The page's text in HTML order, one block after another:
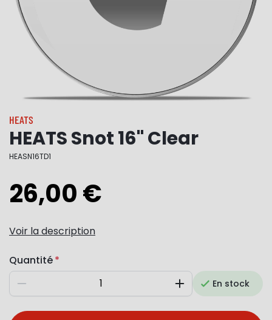
HEATS
HEATS Snot 16" Clear
HEASN16TD1
26,00 €
Voir la description
Quantité
Diminuer AugmenterEn stock